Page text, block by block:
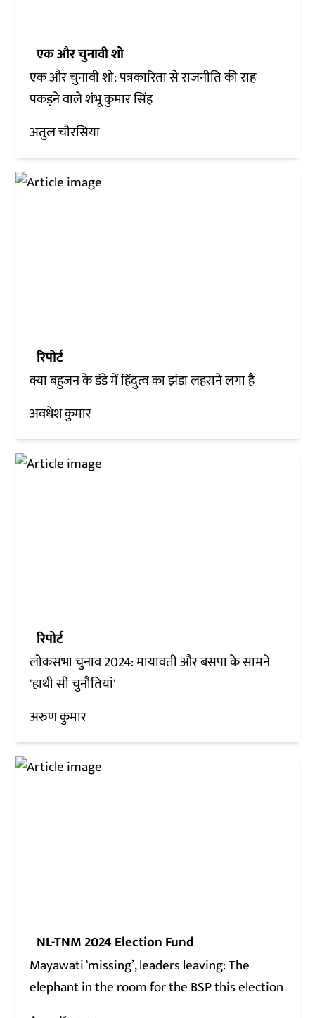
एक और चुनावी शो
एक और चुनावी शो: पत्रकारिता से राजनीति की राह
पकड़ने वाले शंभू कुमार सिंह
अतुल चौरसिया
रिपोर्ट
क्या बहुजन के डंडे में हिंदुत्व का झंडा लहराने लगा है
अवधेश कुमार
रिपोर्ट
लोकसभा चुनाव 2024: मायावती और बसपा के सामने
'हाथी सी चुनौतियां'
अरुण कुमार
NL-TNM 2024 Election Fund
Mayawati ‘missing’, leaders leaving: The
elephant in the room for the BSP this election